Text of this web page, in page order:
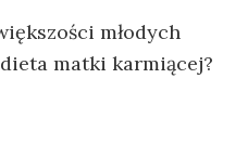
młodych
matki karmiącej?